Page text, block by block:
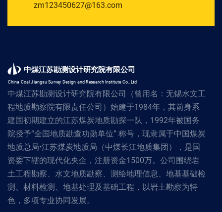
zm123450627@163.com
中煤江苏勘测设计研究院有限公司
China Coal Jiangsu Survey Design and Research Institute Co., Ltd
中煤江苏勘测设计研究院有限公司（曾用名：无锡水文工
程地质勘察院有限责任公司）始建于1984年，其前身系
建国初期建立的江苏煤炭地质勘探一队，1992年被国务
院授予“全国地质勘查功勋单位” 称号，现隶属于中国煤炭
地质总局•江苏煤炭地质局（中煤长江地质集团），是国
资委下辖的现代化央企，注册资金1500万。公司围绕岩
土工程勘察、水文地质勘察、测绘地理信息、地基基础检
测、材料检测、地基处理及基础工程，以岩土勘察为特
色，多项专业协同发展。